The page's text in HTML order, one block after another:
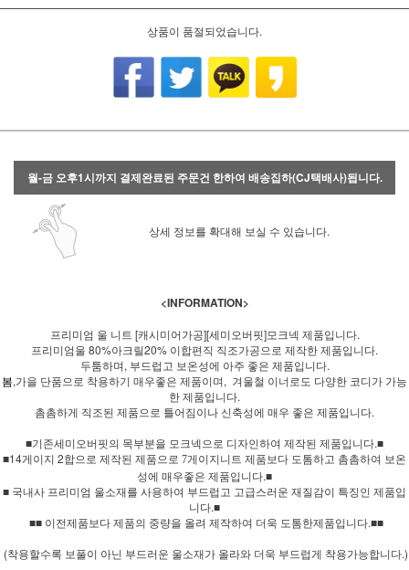
상품이 품절되었습니다.
월-금 오후1시까지 결제완료된 주문건 한하여 배송집하(CJ택배사)됩니다.
상세 정보를 확대해 보실 수 있습니다.
<INFORMATION>
프리미엄 울 니트 [캐시미어가공][세미오버핏]모크넥 제품입니다.
프리미엄울 80%아크릴20% 이합편직 직조가공으로 제작한 제품입니다.
두툼하며, 부드럽고 보온성에 아주 좋은 제품입니다.
봄,가을 단품으로 착용하기 매우좋은 제품이며, 겨울철 이너로도 다양한 코디가 가능
한 제품입니다.
촘촘하게 직조된 제품으로 틀어짐이나 신축성에 매우 좋은 제품입니다.
■기존세미오버핏의 목부분을 모크넥으로 디자인하여 제작된 제품입니다.■
■14게이지 2합으로 제작된 제품으로 7게이지니트 제품보다 도톰하고 촘촘하여 보온
성에 매우좋은 제품입니다.■
■ 국내사 프리미엄 울소재를 사용하여 부드럽고 고급스러운 재질감이 특징인 제품입
니다.■
■■ 이전제품보다 제품의 중량을 올려 제작하여 더욱 도톰한제품입니다.■■
(착용할수록 보풀이 아닌 부드러운 울소재가 올라와 더욱 부드럽게 착용가능합니다.)